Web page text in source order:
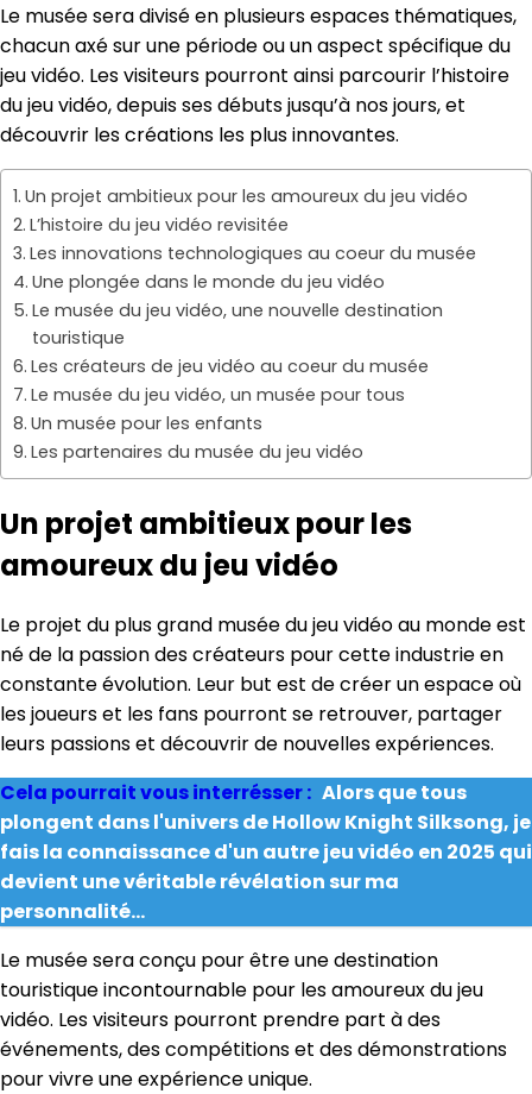
Le musée sera divisé en plusieurs espaces thématiques,
chacun axé sur une période ou un aspect spécifique du
jeu vidéo. Les visiteurs pourront ainsi parcourir l’histoire
du jeu vidéo, depuis ses débuts jusqu’à nos jours, et
découvrir les créations les plus innovantes.
Un projet ambitieux pour les amoureux du jeu vidéo
L’histoire du jeu vidéo revisitée
Les innovations technologiques au coeur du musée
Une plongée dans le monde du jeu vidéo
Le musée du jeu vidéo, une nouvelle destination
touristique
Les créateurs de jeu vidéo au coeur du musée
Le musée du jeu vidéo, un musée pour tous
Un musée pour les enfants
Les partenaires du musée du jeu vidéo
Un projet ambitieux pour les
amoureux du jeu vidéo
Le projet du plus grand musée du jeu vidéo au monde est
né de la passion des créateurs pour cette industrie en
constante évolution. Leur but est de créer un espace où
les joueurs et les fans pourront se retrouver, partager
leurs passions et découvrir de nouvelles expériences.
Cela pourrait vous interrésser : Alors que tous
plongent dans l'univers de Hollow Knight Silksong, je
fais la connaissance d'un autre jeu vidéo en 2025 qui
devient une véritable révélation sur ma
personnalité...
Le musée sera conçu pour être une destination
touristique incontournable pour les amoureux du jeu
vidéo. Les visiteurs pourront prendre part à des
événements, des compétitions et des démonstrations
pour vivre une expérience unique.